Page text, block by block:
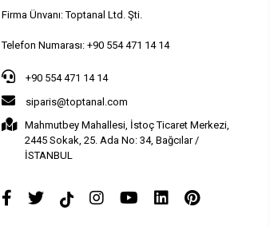
Firma Ünvanı: Toptanal Ltd. Şti.
Telefon Numarası: +90 554 471 14 14
+90 554 471 14 14
siparis@toptanal.com
Mahmutbey Mahallesi, İstoç Ticaret Merkezi,
2445 Sokak, 25. Ada No: 34, Bağcılar /
İSTANBUL